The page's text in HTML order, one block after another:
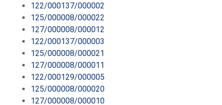
122/000137/000002
125/000008/000022
127/000008/000012
122/000137/000003
125/000008/000021
127/000008/000011
122/000129/000005
125/000008/000020
127/000008/000010